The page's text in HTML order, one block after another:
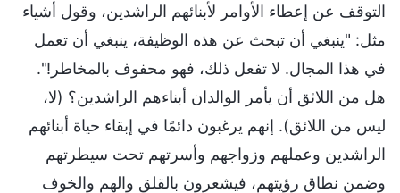
التوقف عن إعطاء الأوامر لأبنائهم الراشدين، وقول أشياء
مثل: "ينبغي أن تبحث عن هذه الوظيفة، ينبغي أن تعمل
في هذا المجال. لا تفعل ذلك، فهو محفوف بالمخاطر!".
هل من اللائق أن يأمر الوالدان أبناءهم الراشدين؟ (لا،
ليس من اللائق). إنهم يرغبون دائمًا في إبقاء حياة أبنائهم
الراشدين وعملهم وزواجهم وأسرتهم تحت سيطرتهم
وضمن نطاق رؤيتهم، فيشعرون بالقلق والهم والخوف